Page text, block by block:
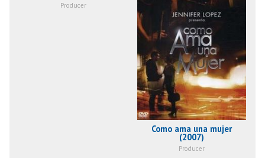
Producer
Como ama una mujer
(2007)
Producer